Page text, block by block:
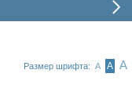
Размер шрифта: А А А